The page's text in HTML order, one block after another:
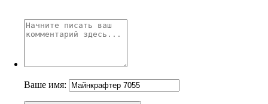
Ваше имя: